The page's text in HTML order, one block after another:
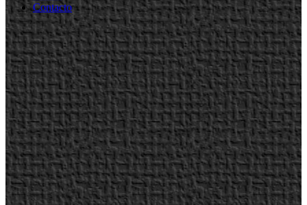
Contacto